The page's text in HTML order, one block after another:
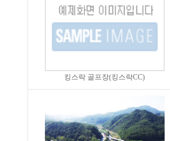
킹스락 골프장(킹스락CC)